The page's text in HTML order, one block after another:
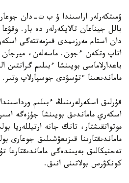
دان استام مەرزىمدى قىزمەتتەگى
باعدارلاماسى بويىنشا ءبىلىم
ماماندىعىنا ءتۇسۋدى جوسپارلاپ وتىر.
اسكەري ماماندىق بويىنشا جۇزەگە
موتواتقىشتار، تانك جانە ارتيللەريا
ماماندىقتارىنا قىزىعۋشىلىق جوعارى
تەحنيكالىق بەيىندەگى
كونكۋرس بولاتىنى انىق.